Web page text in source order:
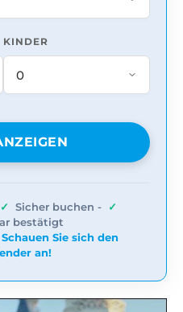
KINDER
✓ Sicher buchen -
✓
bestätigt
Sie sich den
an!